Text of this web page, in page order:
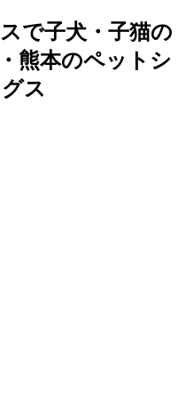
で子犬・子猫の
熊本のペットシ
ス